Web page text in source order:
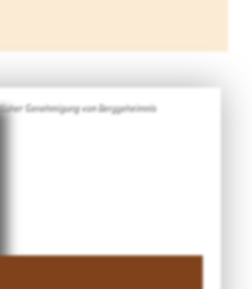
Genehmigung von Berggeheimnis